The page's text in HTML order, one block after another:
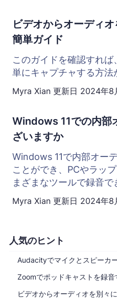
人気のヒント
Audacityでマイクとスピーカ
Zoomでポッドキャストを録
ビデオからオーディオを別々
ビデオからオーディ
簡単ガイド
このガイドを確認すれ
単にキャプチャする方法
Myra Xian 更新日 2024年8
Windows 11での内部
ざいますか
Windows 11で内部オー
ことができ、PCやラッ
まざまなツールで録音で
Myra Xian 更新日 2024年8